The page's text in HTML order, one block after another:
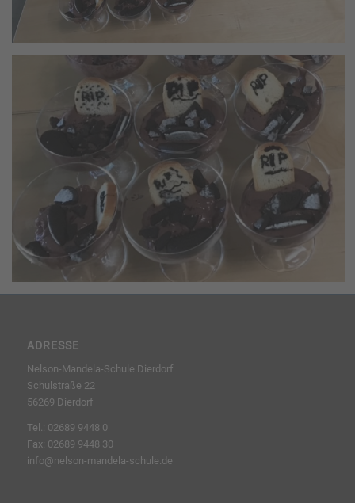
ADRESSE
Nelson-Mandela-Schule Dierdorf
Schulstraße 22
56269 Dierdorf
Tel.: 02689 9448 0
Fax: 02689 9448 30
info@nelson-mandela-schule.de